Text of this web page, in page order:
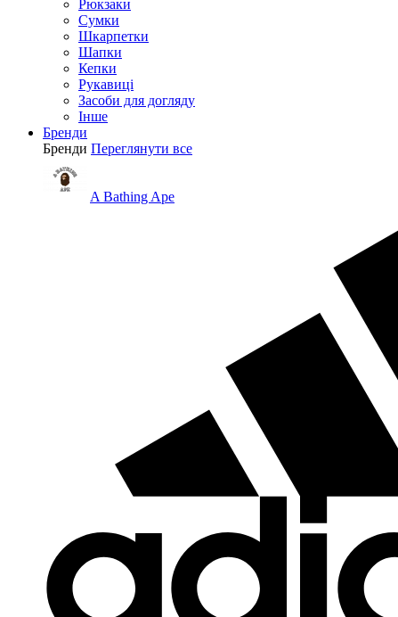
Рюкзаки
Сумки
Шкарпетки
Шапки
Кепки
Рукавиці
Засоби для догляду
Інше
Бренди
Бренди Переглянути все
A Bathing Ape